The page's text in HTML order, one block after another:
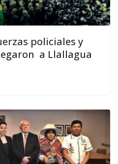
policiales y
a Llallagua